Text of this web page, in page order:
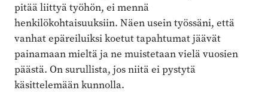
pitää liittyä työhön, ei mennä
henkilökohtaisuuksiin. Näen usein työssäni, että
vanhat epäreiluiksi koetut tapahtumat jäävät
painamaan mieltä ja ne muistetaan vielä vuosien
päästä. On surullista, jos niitä ei pystytä
käsittelemään kunnolla.